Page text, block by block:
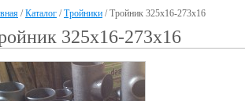
/Каталог /Тройники / Тройник 325х16-273х16
325х16-273х16